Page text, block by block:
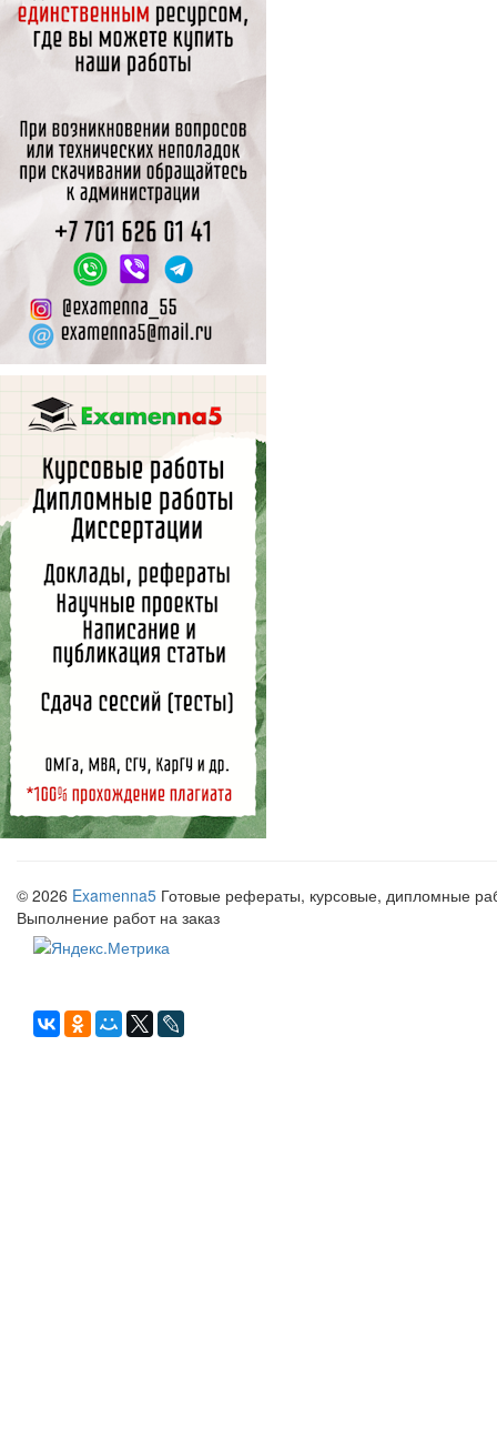
© 2026 Examenna5 Готовые рефераты, курсовые, дипломные
Выполнение работ на заказ